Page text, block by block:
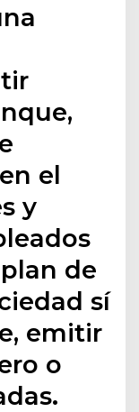
el
y
de
sí
emitir
o